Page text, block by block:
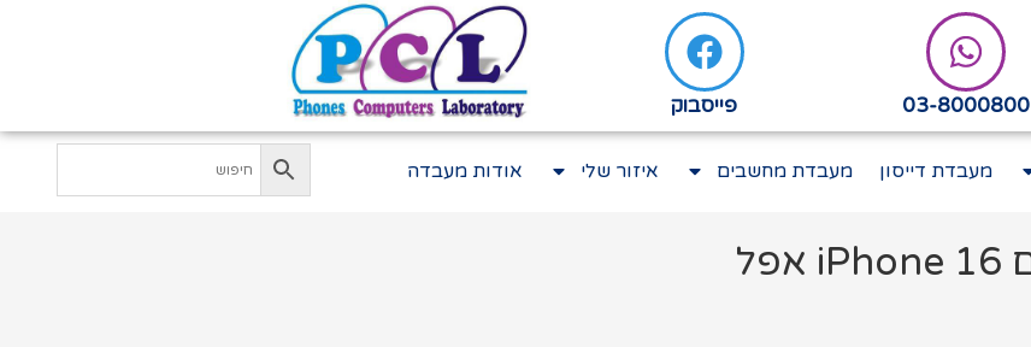
03-8000800 פייסבוק
מעבדת דייסון מעבדת מחשבים איזור שלי אודות מעבדה